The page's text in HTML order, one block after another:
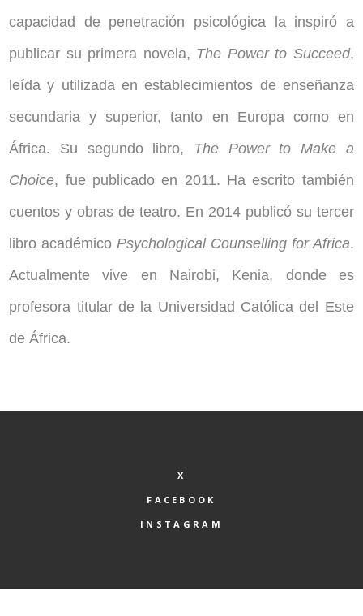
capacidad de penetración psicológica la inspiró a
publicar su primera novela, The Power to Succeed,
leída y utilizada en establecimientos de enseñanza
secundaria y superior, tanto en Europa como en
África. Su segundo libro, The Power to Make a
Choice, fue publicado en 2011. Ha escrito también
cuentos y obras de teatro. En 2014 publicó su tercer
libro académicoPsychological Counselling for Africa.
Actualmente vive en Nairobi, Kenia, donde es
profesora titular de la Universidad Católica del Este
de África.
X
FACEBOOK
INSTAGRAM